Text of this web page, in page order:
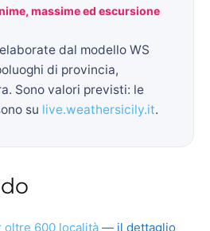
massime ed escursione
dal modello WS
di provincia,
Sono valori previsti: le
su live.weathersicily.it.
oltre 600 località — il dettaglio